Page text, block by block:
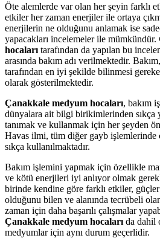
Öte alemlerde var olan her şeyin farklı
etkiler her zaman enerjiler ile ortaya
enerjilerin ne olduğunu anlamak ise
yapacakları incelemeler ile mümkündür.
hocaları tarafından da yapılan bu
arasında bakım adı verilmektedir.
tarafından en iyi şekilde bilinmesi
olarak gösterilmektedir.
Çanakkale medyum hocaları, bakım
dünyalara ait bilgi birikimlerinden sıkça
tanımak ve kullanmak için her şeyden
Havas ilmi, tüm diğer gayb işlemlerinde
sıkça kullanılmaktadır.
Bakım işlemini yapmak için özellikle
ve kötü enerjileri iyi anlıyor olmak
birinde kendine göre farklı etkiler,
olduğunu bilen ve alanında tecrübeli
zaman için daha başarılı çalışmalar
Çanakkale medyum hocaları da dahil
medyumlar için aynı durum geçerlidir.